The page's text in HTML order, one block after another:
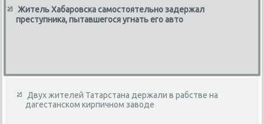
Житель Хабаровска самостоятельно задержал
преступника, пытавшегося угнать его авто
Двух жителей Татарстана держали в рабстве на
дагестанском кирпичном заводе